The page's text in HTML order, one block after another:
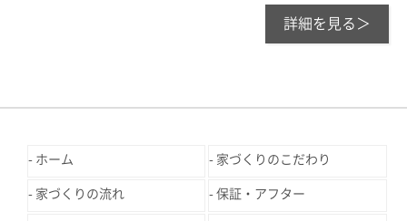
詳細を見る＞
ホーム 家づくりのこだわり
家づくりの流れ 保証・アフター